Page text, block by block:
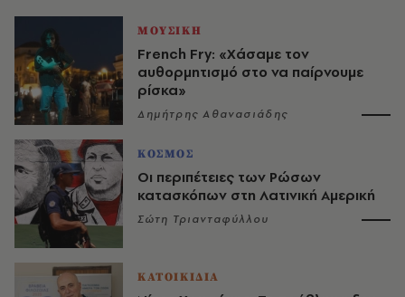
ΜΟΥΣΙΚΗ
French Fry: «Χάσαμε τον
αυθορμητισμό στο να παίρνουμε
ρίσκα»
Δημήτρης Αθανασιάδης
ΚΟΣΜΟΣ
Οι περιπέτειες των Ρώσων
κατασκόπων στη Λατινική Αμερική
Σώτη Τριανταφύλλου
ΚΑΤΟΙΚΙΔΙΑ